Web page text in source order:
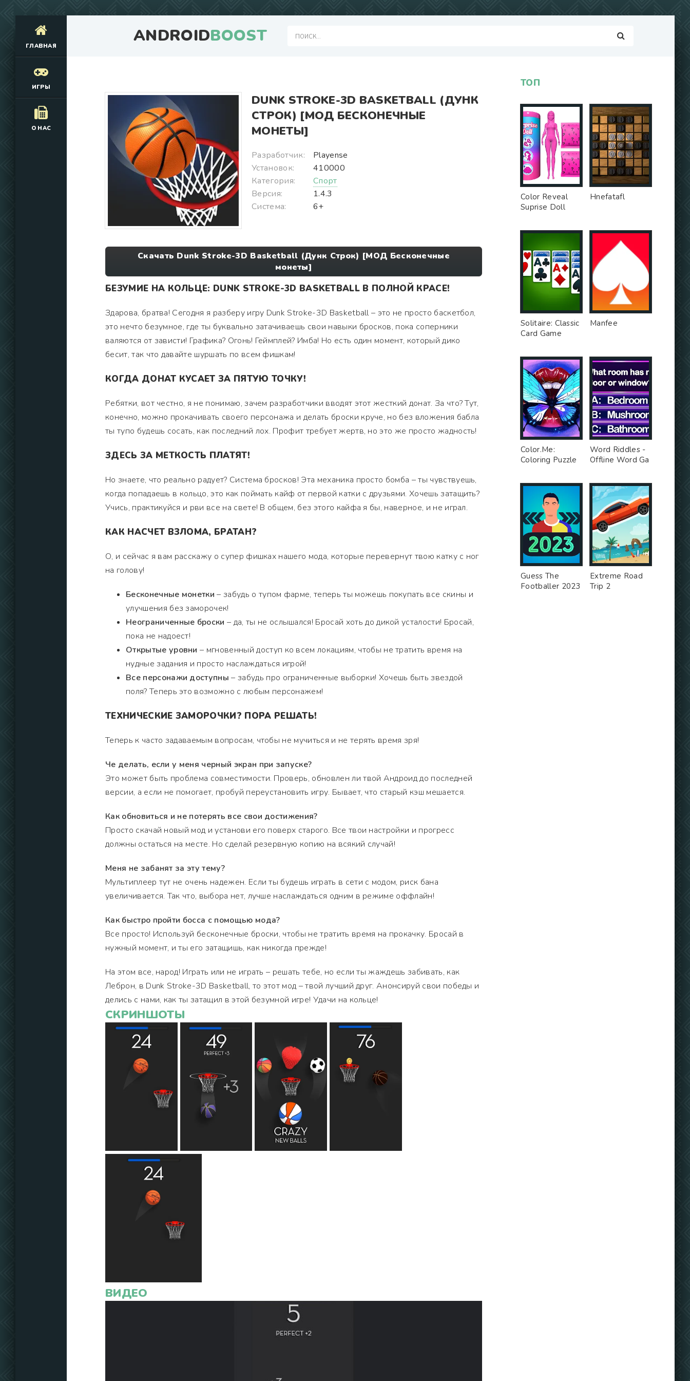
ANDROIDBOOST
ГЛАВНАЯ
ИГРЫ
О НАС
DUNK STROKE-3D BASKETBALL (ДУНК
СТРОК) [МОД БЕСКОНЕЧНЫЕ
МОНЕТЫ]
Разработчик:
Playense
Установок:
410000
Категория:
Спорт
Версия:
1.4.3
Система:
6+
Скачать Dunk Stroke-3D Basketball (Дунк Строк) [МОД Бесконечные
монеты]
БЕЗУМИЕ НА КОЛЬЦЕ: DUNK STROKE-3D BASKETBALL В ПОЛНОЙ КРАСЕ!
Здарова, братва! Сегодня я разберу игру Dunk Stroke-3D Basketball – это не просто баскетбол,
это нечто безумное, где ты буквально затачиваешь свои навыки бросков, пока соперники
валяются от зависти! Графика? Огонь! Геймплей? Имба! Но есть один момент, который дико
бесит, так что давайте шуршать по всем фишкам!
КОГДА ДОНАТ КУСАЕТ ЗА ПЯТУЮ ТОЧКУ!
Ребятки, вот честно, я не понимаю, зачем разработчики вводят этот жесткий донат. За что? Тут,
конечно, можно прокачивать своего персонажа и делать броски круче, но без вложения бабла
ты тупо будешь сосать, как последний лох. Профит требует жертв, но это же просто жадность!
ЗДЕСЬ ЗА МЕТКОСТЬ ПЛАТЯТ!
Но знаете, что реально радует? Система бросков! Эта механика просто бомба – ты чувствуешь,
когда попадаешь в кольцо, это как поймать кайф от первой катки с друзьями. Хочешь затащить?
Учись, практикуйся и рви все на свете! В общем, без этого кайфа я бы, наверное, и не играл.
КАК НАСЧЕТ ВЗЛОМА, БРАТАН?
О, и сейчас я вам расскажу о супер фишках нашего мода, которые перевернут твою катку с ног
на голову!
Бесконечные монетки – забудь о тупом фарме, теперь ты можешь покупать все скины и
улучшения без заморочек!
Неограниченные броски – да, ты не ослышался! Бросай хоть до дикой усталости! Бросай,
пока не надоест!
Открытые уровни – мгновенный доступ ко всем локациям, чтобы не тратить время на
нудные задания и просто наслаждаться игрой!
Все персонажи доступны – забудь про ограниченные выборки! Хочешь быть звездой
поля? Теперь это возможно с любым персонажем!
ТЕХНИЧЕСКИЕ ЗАМОРОЧКИ? ПОРА РЕШАТЬ!
Теперь к часто задаваемым вопросам, чтобы не мучиться и не терять время зря!
Че делать, если у меня черный экран при запуске?
Это может быть проблема совместимости. Проверь, обновлен ли твой Андроид до последней
версии, а если не помогает, пробуй переустановить игру. Бывает, что старый кэш мешается.
Как обновиться и не потерять все свои достижения?
Просто скачай новый мод и установи его поверх старого. Все твои настройки и прогресс
должны остаться на месте. Но сделай резервную копию на всякий случай!
Меня не забанят за эту тему?
Мультиплеер тут не очень надежен. Если ты будешь играть в сети с модом, риск бана
увеличивается. Так что, выбора нет, лучше наслаждаться одним в режиме оффлайн!
Как быстро пройти босса с помощью мода?
Все просто! Используй бесконечные броски, чтобы не тратить время на прокачку. Бросай в
нужный момент, и ты его затащишь, как никогда прежде!
На этом все, народ! Играть или не играть – решать тебе, но если ты жаждешь забивать, как
Леброн, в Dunk Stroke-3D Basketball, то этот мод – твой лучший друг. Анонсируй свои победы и
делись с нами, как ты затащил в этой безумной игре! Удачи на кольце!
СКРИНШОТЫ
ВИДЕО
ТОП
Color Reveal
Suprise Doll
Hnefatafl
Solitaire: Classic
Card Game
Manfee
Color.Me:
Coloring Puzzle
Word Riddles -
Offline Word Ga
Guess The
Footballer 2023
Extreme Road
Trip 2